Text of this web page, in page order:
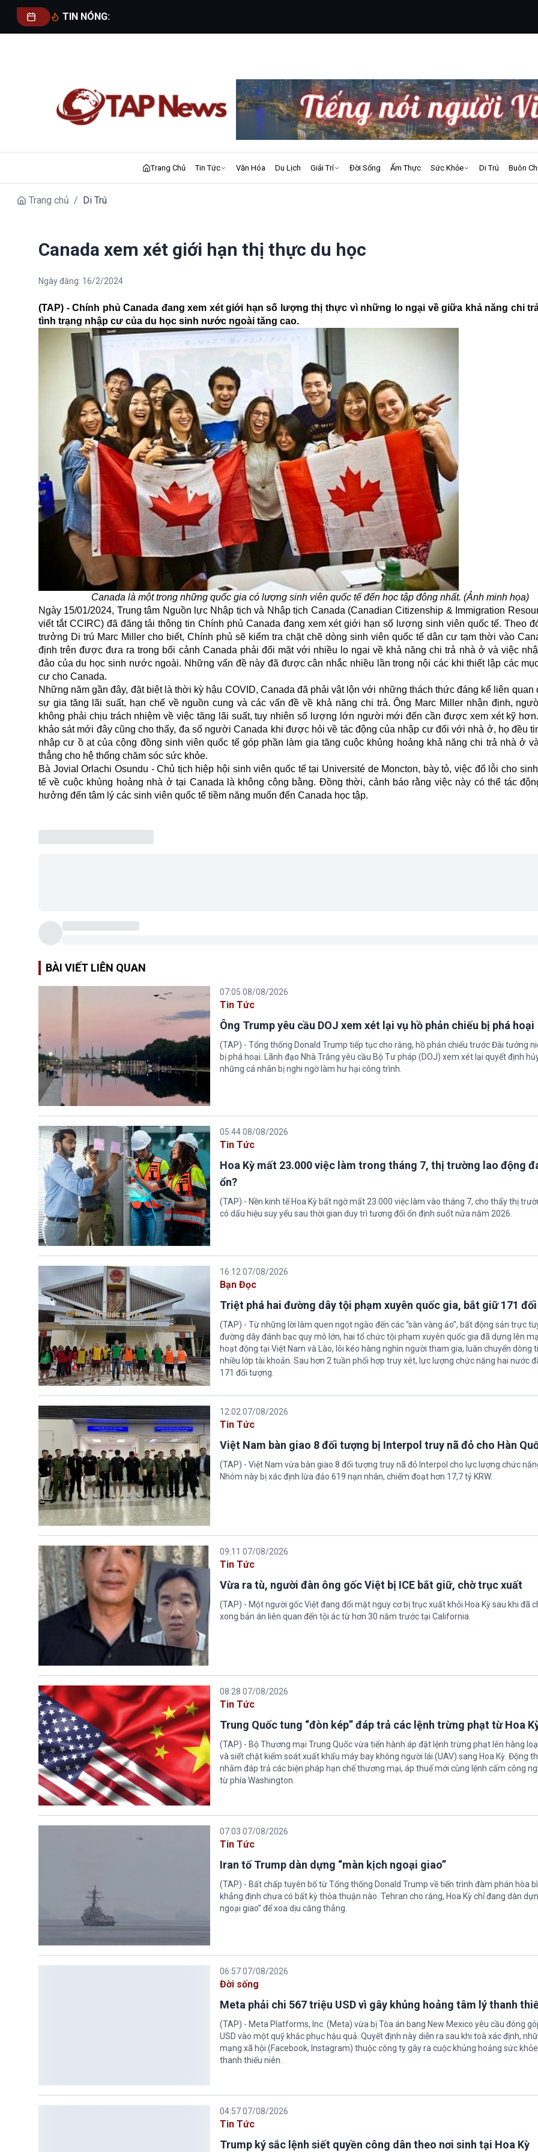
TIN NÓNG:
Trang Chủ Tin Tức Văn Hóa Du Lịch Giải Trí Đời Sống Ẩm Thực Sức Khỏe Di Trú Buôn
Trang chủ / Di Trú
Canada xem xét giới hạn thị thực du học
Ngày đăng: 16/2/2024
(TAP) - Chính phủ Canada đang xem xét giới hạn số lượng thị thực vì những lo ngại về giữa khả năng chi
tình trạng nhập cư của du học sinh nước ngoài tăng cao.
Canada là một trong những quốc gia có lượng sinh viên quốc tế đến học tập đông nhất. (Ảnh minh họa)
Ngày 15/01/2024, Trung tâm Nguồn lực Nhập tịch và Nhập tịch Canada (Canadian Citizenship & Immigration
viết tắt CCIRC) đã đăng tải thông tin Chính phủ Canada đang xem xét giới hạn số lượng sinh viên quốc tế. Theo
trưởng Di trú Marc Miller cho biết, Chính phủ sẽ kiểm tra chặt chẽ dòng sinh viên quốc tế dân cư tạm thời vào
định trên được đưa ra trong bối cảnh Canada phải đối mặt với nhiều lo ngại về khả năng chi trả nhà ở và việc
đảo của du học sinh nước ngoài. Những vấn đề này đã được cân nhắc nhiều lần trong nội các khi thiết lập các
cư cho Canada.
Những năm gần đây, đặt biệt là thời kỳ hậu COVID, Canada đã phải vật lộn với những thách thức đáng kể liên quan
sự gia tăng lãi suất, hạn chế về nguồn cung và các vấn đề về khả năng chi trả. Ông Marc Miller nhận định,
không phải chịu trách nhiệm về việc tăng lãi suất, tuy nhiên số lượng lớn người mới đến cần được xem xét kỹ
khảo sát mới đây cũng cho thấy, đa số người Canada khi được hỏi về tác động của nhập cư đối với nhà ở, họ đều
nhập cư ồ ạt của cộng đồng sinh viên quốc tế góp phần làm gia tăng cuộc khủng hoảng khả năng chi trả nhà ở
thẳng cho hệ thống chăm sóc sức khỏe.
Bà Jovial Orlachi Osundu - Chủ tịch hiệp hội sinh viên quốc tế tại Université de Moncton, bày tỏ, việc đổ lỗi cho
tế về cuộc khủng hoảng nhà ở tại Canada là không công bằng. Đồng thời, cảnh báo rằng việc này có thể tác
hưởng đến tâm lý các sinh viên quốc tế tiềm năng muốn đến Canada học tập.
BÀI VIẾT LIÊN QUAN
07:05 08/08/2026
Tin Tức
Ông Trump yêu cầu DOJ xem xét lại vụ hồ phản chiếu bị phá hoại
(TAP) - Tổng thống Donald Trump tiếp tục cho rằng, hồ phản chiếu trước Đài tưởng
bị phá hoại. Lãnh đạo Nhà Trắng yêu cầu Bộ Tư pháp (DOJ) xem xét lại quyết định
những cá nhân bị nghi ngờ làm hư hại công trình.
05:44 08/08/2026
Tin Tức
Hoa Kỳ mất 23.000 việc làm trong tháng 7, thị trường lao động
ổn?
(TAP) - Nền kinh tế Hoa Kỳ bất ngờ mất 23.000 việc làm vào tháng 7, cho thấy thị
có dấu hiệu suy yếu sau thời gian duy trì tương đối ổn định suốt nửa năm 2026.
16:12 07/08/2026
Bạn Đọc
Triệt phá hai đường dây tội phạm xuyên quốc gia, bắt giữ 171
(TAP) - Từ những lời làm quen ngọt ngào đến các “sàn vàng ảo”, bất động sản trực
đường dây đánh bạc quy mô lớn, hai tổ chức tội phạm xuyên quốc gia đã dựng lên
hoạt động tại Việt Nam và Lào, lôi kéo hàng nghìn người tham gia, luân chuyển dòng
nhiều lớp tài khoản. Sau hơn 2 tuần phối hợp truy xét, lực lượng chức năng hai nước
171 đối tượng.
12:02 07/08/2026
Tin Tức
Việt Nam bàn giao 8 đối tượng bị Interpol truy nã đỏ cho Hàn
(TAP) - Việt Nam vừa bàn giao 8 đối tượng truy nã đỏ Interpol cho lực lượng chức
Nhóm này bị xác định lừa đảo 619 nạn nhân, chiếm đoạt hơn 17,7 tỷ KRW.
09:11 07/08/2026
Tin Tức
Vừa ra tù, người đàn ông gốc Việt bị ICE bắt giữ, chờ trục xuất
(TAP) - Một người gốc Việt đang đối mặt nguy cơ bị trục xuất khỏi Hoa Kỳ sau khi đã
xong bản án liên quan đến tội ác từ hơn 30 năm trước tại California.
08:28 07/08/2026
Tin Tức
Trung Quốc tung “đòn kép” đáp trả các lệnh trừng phạt từ Hoa
(TAP) - Bộ Thương mại Trung Quốc vừa tiến hành áp đặt lệnh trừng phạt lên hàng
và siết chặt kiểm soát xuất khẩu máy bay không người lái (UAV) sang Hoa Kỳ. Động
nhằm đáp trả các biện pháp hạn chế thương mại, áp thuế mới cùng lệnh cấm công
từ phía Washington.
07:03 07/08/2026
Tin Tức
Iran tố Trump dàn dựng “màn kịch ngoại giao”
(TAP) - Bất chấp tuyên bố từ Tổng thống Donald Trump về tiến trình đàm phán hòa
khẳng định chưa có bất kỳ thỏa thuận nào. Tehran cho rằng, Hoa Kỳ chỉ đang dàn
ngoại giao” để xoa dịu căng thẳng.
06:57 07/08/2026
Đời sống
Meta phải chi 567 triệu USD vì gây khủng hoảng tâm lý thanh
(TAP) - Meta Platforms, Inc. (Meta) vừa bị Tòa án bang New Mexico yêu cầu đóng
USD vào một quỹ khắc phục hậu quả. Quyết định này diễn ra sau khi toà xác định,
mạng xã hội (Facebook, Instagram) thuộc công ty gây ra cuộc khủng hoảng sức
thanh thiếu niên.
04:57 07/08/2026
Tin Tức
Trump ký sắc lệnh siết quyền công dân theo nơi sinh tại Hoa Kỳ